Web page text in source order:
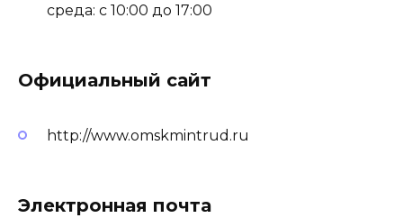
среда: с 10:00 до 17:00
Официальный сайт
http://www.omskmintrud.ru
Электронная почта